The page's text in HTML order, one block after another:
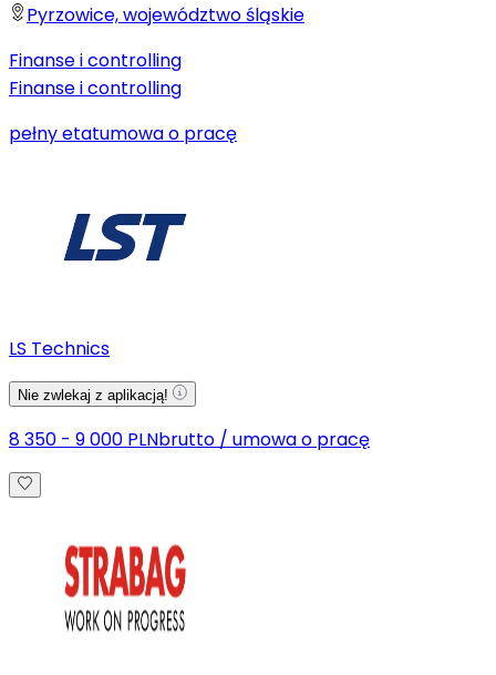
Pyrzowice, województwo śląskie
Finanse i controlling
Finanse i controlling
pełny etatumowa o pracę
LS Technics
Nie zwlekaj z aplikacją!
8 350 - 9 000 PLNbrutto / umowa o pracę